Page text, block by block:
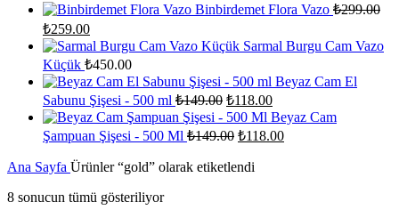
Binbirdemet Flora Vazo ₺299.00
Orijinal
fiyat:
₺299.00.
₺259.00Şu
andaki
fiyat:
₺259.00.
Sarmal Burgu Cam Vazo
Küçük ₺450.00
Beyaz Cam El
Sabunu Şişesi - 500 ml ₺149.00 Orijinal
fiyat:
₺149.00.
₺118.00Şu
andaki
fiyat:
₺118.00.
Beyaz Cam
Şampuan Şişesi - 500 Ml ₺149.00 Orijinal
₺149.00.
₺118.00Şu
Ana Sayfa Ürünler “gold” olarak etiketlendi
8 sonucun tümü gösteriliyorPopülerliğe